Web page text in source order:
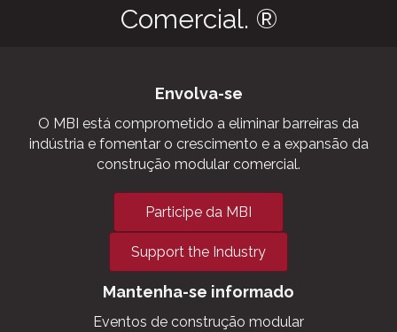
Comercial. ®
Envolva-se
O MBI está comprometido a eliminar barreiras da
indústria e fomentar o crescimento e a expansão da
construção modular comercial.
Participe da MBI
Support the Industry
Mantenha-se informado
Eventos de construção modular